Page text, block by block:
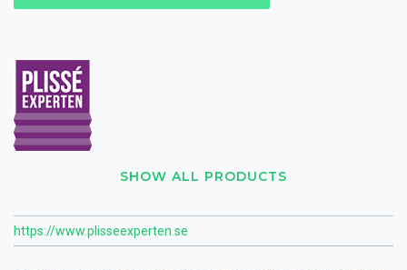
SHOW ALL PRODUCTS
https://www.plisseexperten.se